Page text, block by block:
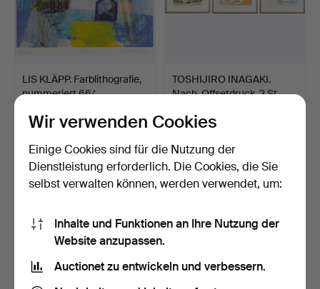
LIS KLÄPP. Farblithografie,
nummeriert 66/…
Schätzwert
TOSHIJIRO INAGAKI.
Nach, Offsetdruck, 3 St…
Schätzwert
Wir verwenden Cookies
Einige Cookies sind für die Nutzung der
Dienstleistung erforderlich. Die Cookies, die Sie
selbst verwalten können, werden verwendet, um:
Inhalte und Funktionen an Ihre Nutzung der
Website anzupassen.
Auctionet zu entwickeln und verbessern.